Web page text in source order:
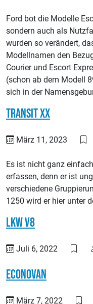
Ford bot die Modelle
sondern auch als
wurden so verändert,
Modellnamen den
Courier und Escort
(schon ab dem Modell
sich in der
Transit xx
März 11, 2023
Es ist nicht ganz
erfassen, denn er ist
verschiedene
1250 wird er hier unter
LKW V8
Juli 6, 2022
Econovan
März 7, 2022